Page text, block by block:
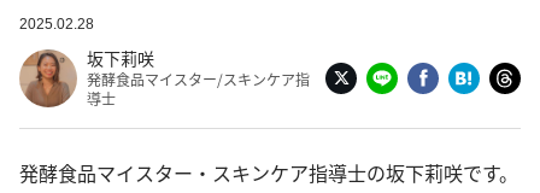
2025.02.28
坂下莉咲
発酵食品マイスター/スキンケア指
導士
発酵食品マイスター・スキンケア指導士の坂下莉咲です。